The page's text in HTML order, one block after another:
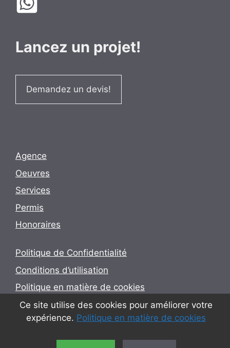
Ce site utilise des cookies pour améliorer votre
expérience. Politique en matière de cookies
Lancez un projet!
Demandez un devis!
Agence
Oeuvres
Services
Permis
Honoraires
Politique de Confidentialité
Conditions d’utilisation
Politique en matière de cookies
© 2026 Utopia - Arquitectura e Engenharia Lda